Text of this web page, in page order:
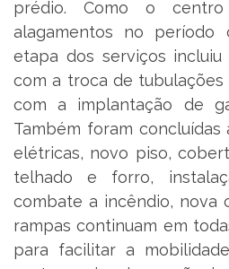
prédio. Como o
alagamentos no período
etapa dos serviços
com a troca de
com a implantação de
Também foram concluídas
elétricas, novo piso,
telhado e forro,
combate a incêndio, nova
rampas continuam em
para facilitar a